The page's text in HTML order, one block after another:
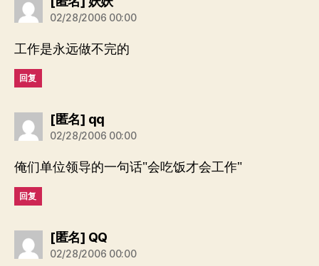
02/28/2006 00:00
工作是永远做不完的
回复
[匿名] qq说：
02/28/2006 00:00
俺们单位领导的一句话"会吃饭才会工作"
回复
[匿名] QQ说：
02/28/2006 00:00